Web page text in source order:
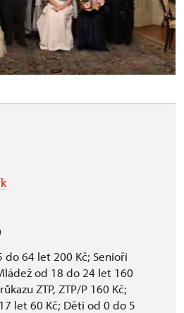
do 64 let 200 Kč; Senioři
od 18 do 24 let 160
ZTP, ZTP/P 160 Kč;
let 60 Kč; Děti od 0 do 5